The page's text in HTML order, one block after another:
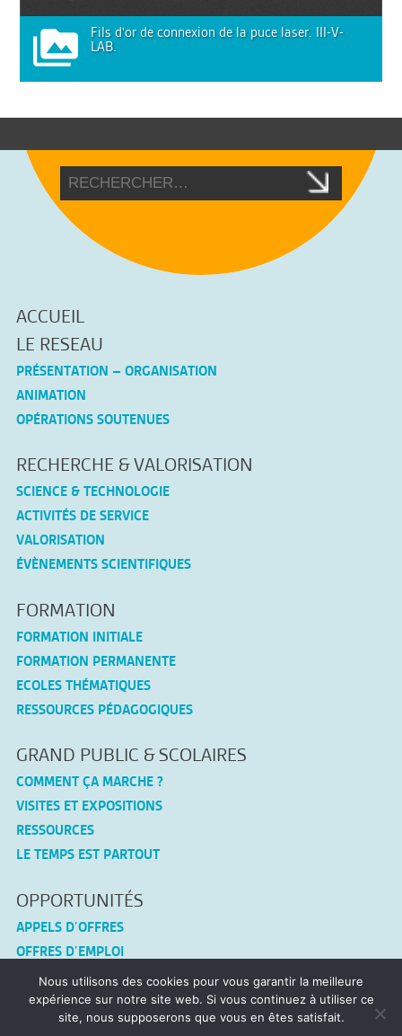
Fils d'or de connexion de la puce laser. III-V-
LAB.
ACCUEIL
LE RESEAU
PRÉSENTATION – ORGANISATION
ANIMATION
OPÉRATIONS SOUTENUES
RECHERCHE & VALORISATION
SCIENCE & TECHNOLOGIE
ACTIVITÉS DE SERVICE
VALORISATION
ÉVÈNEMENTS SCIENTIFIQUES
FORMATION
FORMATION INITIALE
FORMATION PERMANENTE
ECOLES THÉMATIQUES
RESSOURCES PÉDAGOGIQUES
GRAND PUBLIC & SCOLAIRES
COMMENT ÇA MARCHE ?
VISITES ET EXPOSITIONS
RESSOURCES
LE TEMPS EST PARTOUT
OPPORTUNITÉS
APPELS D’OFFRES
OFFRES D’EMPLOI
CONNEX-TF
Nous utilisons des cookies pour vous garantir la meilleure
expérience sur notre site web. Si vous continuez à utiliser ce
site, nous supposerons que vous en êtes satisfait.